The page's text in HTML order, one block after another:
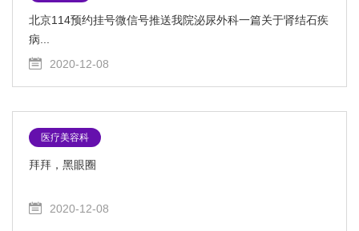
北京114预约挂号微信号推送我院泌尿外科一篇关于肾结石疾
病...
2020-12-08
医疗美容科
拜拜，黑眼圈
2020-12-08